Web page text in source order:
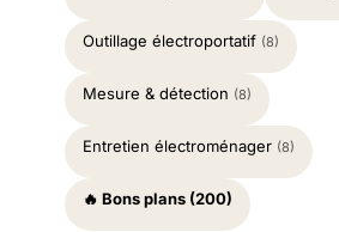
Outillage électroportatif (8)
Mesure & détection (8)
Entretien électroménager (8)
🔥 Bons plans (200)